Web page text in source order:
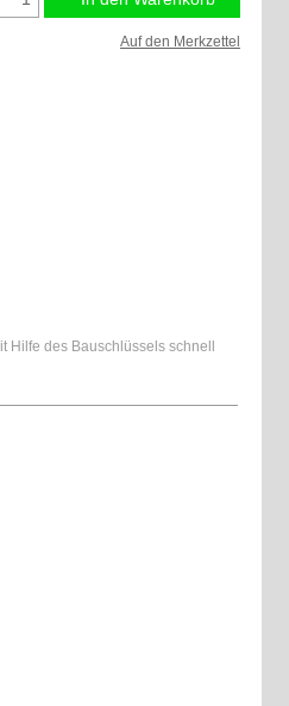
Auf den Merkzettel
Hilfe des Bauschlüssels schnell